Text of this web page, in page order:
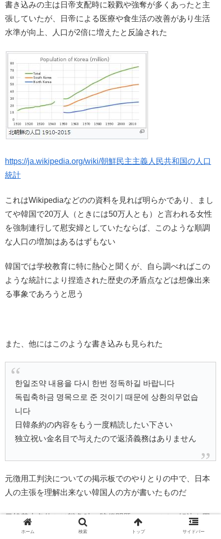
書き込みの主は日帝支配時に殺戮や強奪が多くあったと主
張していたが、日帝による医療や食生活の改善があり生活
水準が向上、人口が2倍に増えたと反論された
https://ja.wikipedia.org/wiki/朝鮮民主主義人民共和国の人口
統計
これはWikipediaなどのの資料を見れば明らかであり、まし
てや韓国で20万人（ときには50万人とも）と言われる女性
を強制連行して慰安婦としていたならば、このような順調
な人口の増加はあるはずもない
韓国では学校教育に特に熱心と聞くが、自ら調べればこの
ような統計により捏造された歴史の矛盾点などは想像出来
る事象であろうと思う
また、他にはこのような書き込みも見られた
한일조약 내용을 다시 한번 정독하길 바랍니다
독립축하금 명목으로 준 것이기 때문에 상환의무없습
니다
日韓条約の内容をもう一度精読したい下さい
独立祝い金名目で与えたので返済義務はありません
元徴用工判決についての掲示板でのやりとりの中で、日本
人の主張を理解出来ない韓国人の方が書いたものだ
日韓基本条約とは戦争時の賠償問題についてその解決を図
るために日本から韓国へ無償、有償含めて8億ドルを拠出
ホーム 検索 トップ サイドバー